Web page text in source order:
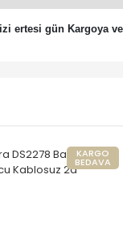
ertesi gün Kargoya
KARGO
BEDAVA